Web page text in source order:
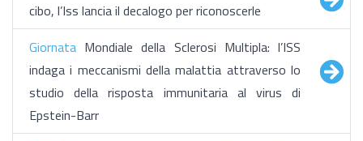
cibo, l’Iss lancia il decalogo per riconoscerle
Giornata Mondiale della Sclerosi Multipla: l’ISS
indaga i meccanismi della malattia attraverso lo
studio della risposta immunitaria al virus di
Epstein-Barr